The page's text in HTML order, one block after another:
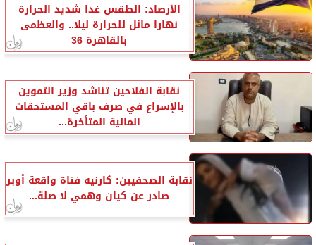
الأرصاد: الطقس غدا شديد الحرارة
نهارا مائل للحرارة ليلا.. والعظمى
بالقاهرة 36
نقابة الفلاحين تناشد وزير التموين
بالإسراع في صرف باقي المستحقات
المالية المتأخرة...
نقابة الصحفيين: كارنيه فتاة واقعة أوبر
صادر عن كيان وهمي لا صلة...